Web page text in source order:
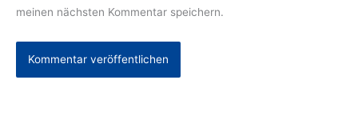
meinen nächsten Kommentar speichern.